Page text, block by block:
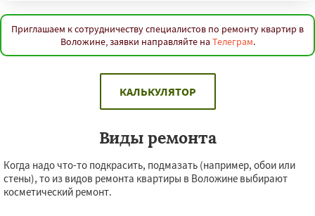
Приглашаем к сотрудничеству специалистов по ремонту квартир в
Воложине, заявки направляйте на Телеграм.
КАЛЬКУЛЯТОР
Виды ремонта
Когда надо что-то подкрасить, подмазать (например, обои или
стены), то из видов ремонта квартиры в Воложине выбирают
косметический ремонт.